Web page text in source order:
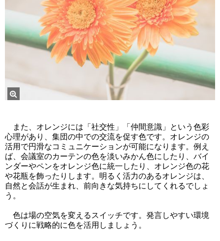
また、オレンジには「社交性」「仲間意識」という色彩
心理があり、集団の中での交流を促す色です。オレンジの
活用で円滑なコミュニケーションが可能になります。例え
ば、会議室のカーテンの色を淡いみかん色にしたり、バイ
ンダーやペンをオレンジ色に統一したり、オレンジ色の花
や花瓶を飾ったりします。明るく活力のあるオレンジは、
自然と会話が生まれ、前向きな気持ちにしてくれるでしょ
う。
色は場の空気を変えるスイッチです。発言しやすい環境
づくりに戦略的に色を活用しましょう。